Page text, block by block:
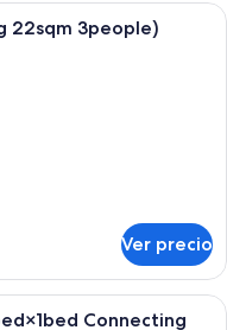
de hotel con dos camas,
22sqm 3people)
Ver precio
de hotel con dos camas,
Connecting